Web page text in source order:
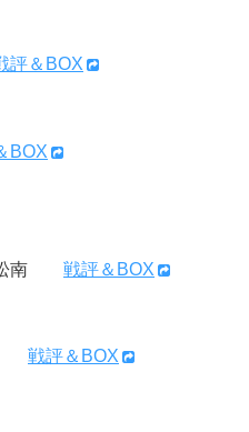
評＆BOX
BOX
松南 戦評＆BOX
戦評＆BOX